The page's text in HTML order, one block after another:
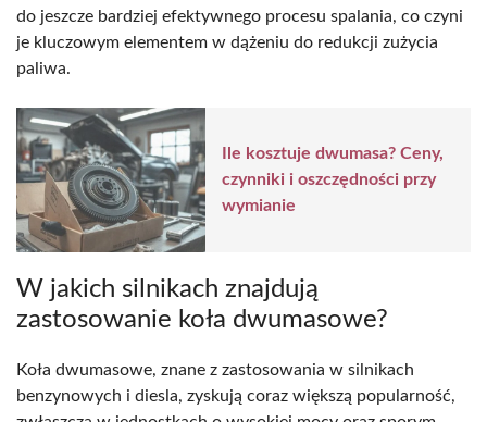
do jeszcze bardziej efektywnego procesu spalania, co czyni
je kluczowym elementem w dążeniu do redukcji zużycia
paliwa.
Ile kosztuje dwumasa? Ceny,
czynniki i oszczędności przy
wymianie
W jakich silnikach znajdują
zastosowanie koła dwumasowe?
Koła dwumasowe, znane z zastosowania w silnikach
benzynowych i diesla, zyskują coraz większą popularność,